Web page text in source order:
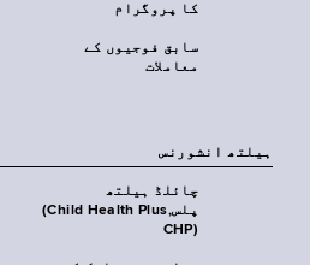
کا پروگرام
سابق فوجیوں کے
معاملات
‏ہیلتھ انشورنس
چائلڈ ہیلتھ
پلس‎(Child Health Plus,
CHP)‎